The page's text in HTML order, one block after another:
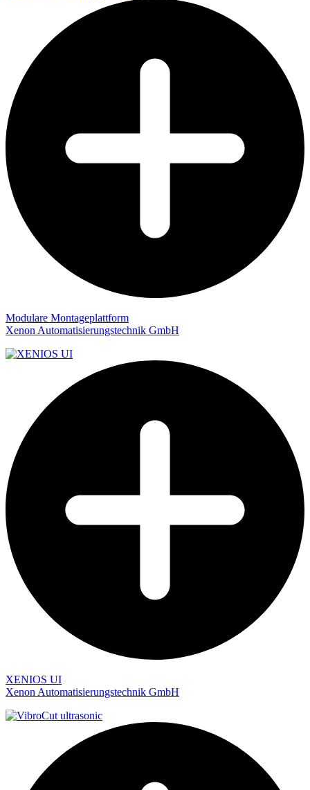
Modulare Montageplattform
Xenon Automatisierungstechnik GmbH
XENIOS UI
Xenon Automatisierungstechnik GmbH